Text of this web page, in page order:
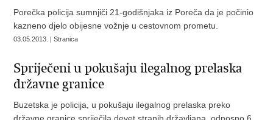
Porečka policija sumnjiči 21-godišnjaka iz Poreča da je počinio
kazneno djelo obijesne vožnje u cestovnom prometu.
03.05.2013. | Stranica
Spriječeni u pokušaju ilegalnog prelaska
državne granice
Buzetska je policija, u pokušaju ilegalnog prelaska preko